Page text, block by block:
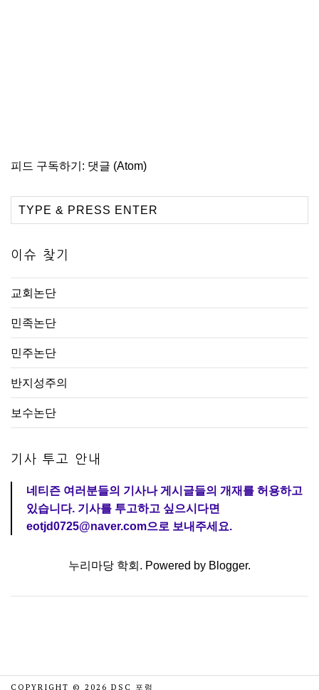
피드 구독하기: 댓글 (Atom)
이슈 찾기
교회논단
민족논단
민주논단
반지성주의
보수논단
기사 투고 안내
네티즌 여러분들의 기사나 게시글들의 개재를 허용하고
있습니다. 기사를 투고하고 싶으시다면
eotjd0725@naver.com으로 보내주세요.
누리마당 학회. Powered by Blogger.
COPYRIGHT © 2026 DSC 포럼